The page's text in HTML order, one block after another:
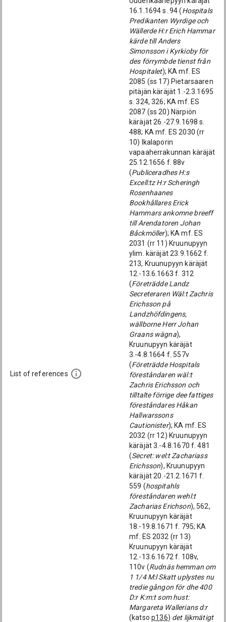
List of references
16.1.1694 s. 94 (Hospitals
Predikanten Wyrdige och
Wällerde H:r Erich Hammar
kärde till Anders
Simonsson i Kyrkioby för
des förrymbde tienst från
Hospitalet); KA mf. ES
2085 (ss 17) Pietarsaaren
pitäjän käräjät 1.-2.3.1695
s. 324, 326; KA mf. ES
2087 (ss 20) Närpiön
käräjät 26.-27.9.1698 s.
488; KA mf. ES 2030 (rr
10) Ikalaporin
vapaaherrakunnan käräjät
25.12.1656 f. 88v
(Publiceradhes H:s
Excell:tz H:r Scheringh
Rosenhaanes
Bookhållares Erick
Hammars ankomne breeff
till Arendatoren Johan
Båckmöller); KA mf. ES
2031 (rr 11) Kruunupyyn
ylim. käräjät 23.9.1662 f.
213, Kruunupyyn käräjät
12.-13.6.1663 f. 312
(Företrädde Landz
Secreteraren Wäl:t Zachris
Erichsson på
Landzhöfdingens,
wällborne Herr Johan
Graans wägna),
Kruunupyyn käräjät
3.-4.8.1664 f. 557v
(Företrädde Hospitals
föreståndaren wäl:t
Zachris Erichsson och
tilltalte förrige dee fattiges
föreståndares Håkan
Hallwarssons
Cautionister); KA mf. ES
2032 (rr 12) Kruunupyyn
käräjät 3.-4.8.1670 f. 481
(Secret: wel:t Zachariass
Erichsson), Kruunupyyn
käräjät 20.-21.2.1671 f.
559 (hospitahls
föreståndaren wehl:t
Zacharias Erichson), 562,
Kruunupyyn käräjät
18.-19.8.1671 f. 795; KA
mf. ES 2032 (rr 13)
Kruunupyyn käräjät
12.-13.6.1672 f. 108v,
110v (Rudnäs hemman om
1 1/4 M:l Skatt uplystes nu
tredie gångon för dhe 400
D:r K:m:t som hust:
Margareta Wallerians d:r
(katsop136) det lijkmätigt